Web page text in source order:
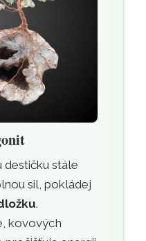
destičku stále
sil, pokládej
.
kovových